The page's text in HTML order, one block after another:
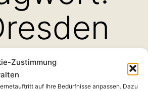
Zustimmung
auf Ihre Bedürfnisse anpassen. Dazu